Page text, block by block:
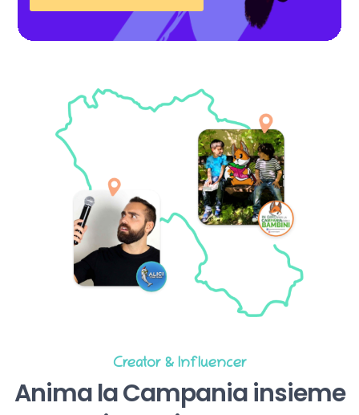
Creator & Influencer
Anima la Campania insieme